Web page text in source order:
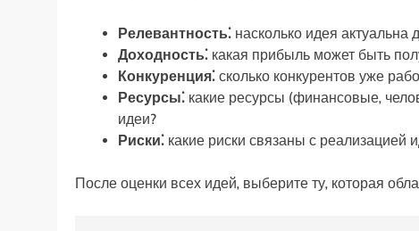
Релевантность⁚ насколько идея
Доходность⁚ какая прибыль может быть
Конкуренция⁚ сколько конкурентов уже
Ресурсы⁚ какие ресурсы (финансовые‚
идеи?
Риски⁚ какие риски связаны с реализацией
После оценки всех идей‚ выберите ту‚ которая